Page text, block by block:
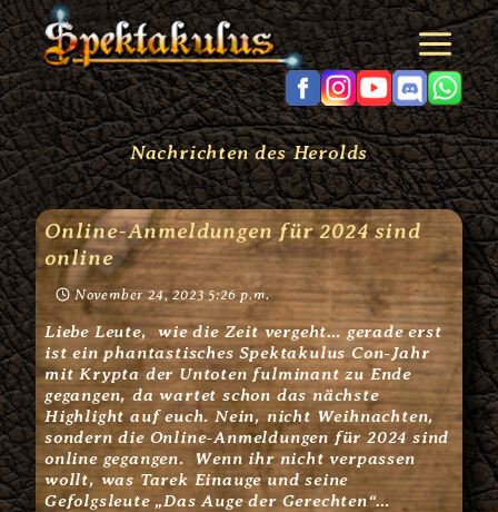
Zum
Inhalt
springen
Nachrichten des Herolds
Online-Anmeldungen für 2024 sind
online
November 24, 2023 5:26 p.m.
Liebe Leute, wie die Zeit vergeht… gerade erst
ist ein phantastisches Spektakulus Con-Jahr
mit Krypta der Untoten fulminant zu Ende
gegangen, da wartet schon das nächste
Highlight auf euch. Nein, nicht Weihnachten,
sondern die Online-Anmeldungen für 2024 sind
online gegangen. Wenn ihr nicht verpassen
wollt, was Tarek Einauge und seine
Gefolgsleute „Das Auge der Gerechten“…